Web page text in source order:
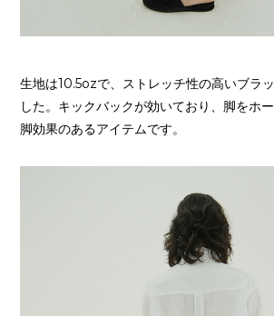
生地は10.5ozで、ストレッチ性の高いブラ
した。キックバックが効いており、脚をホ
脚効果のあるアイテムです。